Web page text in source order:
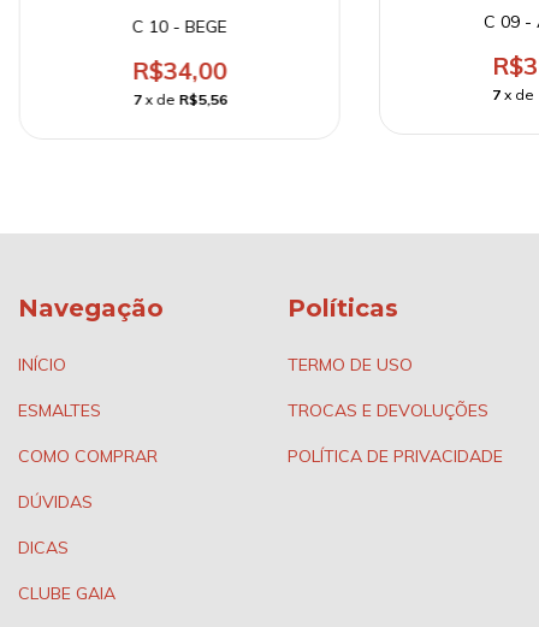
C 10 - BEGE
R$34,00
7 x de R$5,56
C 09 -
7 x de
Navegação
INÍCIO
ESMALTES
COMO COMPRAR
DÚVIDAS
DICAS
CLUBE GAIA
Políticas
TERMO DE USO
TROCAS E DEVOLUÇÕES
POLÍTICA DE PRIVACIDADE